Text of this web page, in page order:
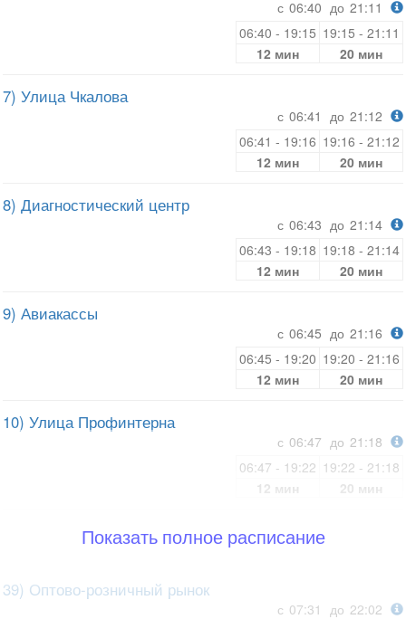
с 06:40 до 21:11
06:40 - 19:15 19:15 - 21:11
12 мин
20 мин
7) Улица Чкалова
с 06:41 до 21:12
06:41 - 19:16 19:16 - 21:12
12 мин
20 мин
8) Диагностический центр
с 06:43 до 21:14
06:43 - 19:18 19:18 - 21:14
12 мин
20 мин
9) Авиакассы
с 06:45 до 21:16
06:45 - 19:20 19:20 - 21:16
12 мин
20 мин
10) Улица Профинтерна
с 06:47 до 21:18
06:47 - 19:22 19:22 - 21:18
12 мин
20 мин
Показать полное расписание
39) Оптово-розничный рынок
с 07:31 до 22:02